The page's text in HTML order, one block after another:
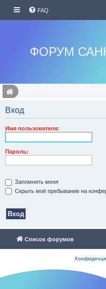
FAQ
ФОРУМ
Вход
Имя пользователя:
Пароль:
Запомнить меня
Скрыть моё пребывание на
Список форумов